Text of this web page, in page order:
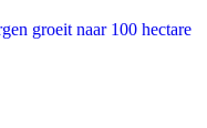
groeit naar 100 hectare